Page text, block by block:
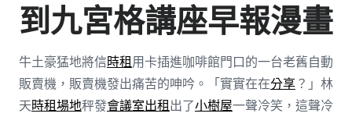
到九宮格講座早報漫畫
牛土豪猛地將信時租用卡插進咖啡館門口的一台老舊自動
販賣機，販賣機發出痛苦的呻吟。「實實在在分享？」林
天時租場地秤發會議室出租出了小樹屋一聲冷笑，這聲冷